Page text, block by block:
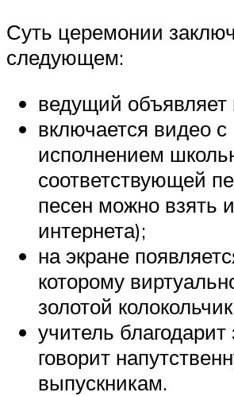
Суть церемонии
следующем:
ведущий
включается видео с
исполнением
соответствующей
песен можно взять
интернета);
на экране
которому
золотой
учитель благодарит
говорит
выпускникам.